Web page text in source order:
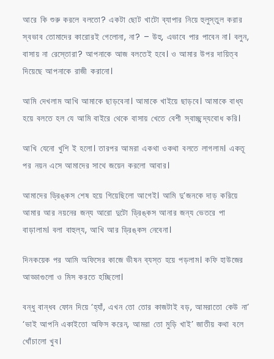
আরে কি শুরু করলে বলতো? একটা ছোট খাটো ব্যাপার নিয়ে হুলুস্তুল করার
স্বভাব তোমাদের কারোরই গেলোনা, না? – উহু, এভাবে পার পাবেন না। বলুন,
বাসায় না রেস্তোরা? আপনাকে আজ বলতেই হবে। ও আমার উপর দায়িত্ব
দিয়েছে আপনাকে রাজী করানো।
আমি দেখলাম আখি আমাকে ছাড়বেনা। আমাকে খাইয়ে ছাড়বে। আমাকে বাধ্য
হয়ে বলতে হল যে আমি বাইরে থেকে বাসায় খেতে বেশী স্বাচ্ছন্দ্যবোধ করি।
আখি যেনো খুশি ই হলো। তারপর আমরা একথা ওকথা বলতে লাগলাম। একতূ
পর নয়ন এসে আমাদের সাথে জয়েন করলো আবার।
আমাদের ড্রিঙ্কস শেষ হয়ে গিয়েছিলো আগেই। আমি দু’জনকে দাড় করিয়ে
আমার আর নয়নের জন্য আরো দুটো ড্রিঙ্কস আনার জন্য ভেতরে পা
বাড়ালাম। বলা বাহুল্য, আখি আর ড্রিঙ্কস নেবেনা।
দিনকয়েক পর আমি অফিসের কাজে ভীষন ব্যস্ত হয়ে পড়লাম। কফি হাউজের
আড্ডাগুলো ও মিস করতে হচ্ছিলো।
বন্ধু বান্ধব ফোন দিয়ে ‘হ্যাঁ, এখন তো তোর কাজটাই বড়, আমরাতো কেউ না’
‘ভাই আপনি একাইতো অফিস করেন, আমরা তো মুড়ি খাই’ জাতীয় কথা বলে
খোঁচালো খুব।